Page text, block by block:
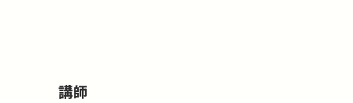
講師